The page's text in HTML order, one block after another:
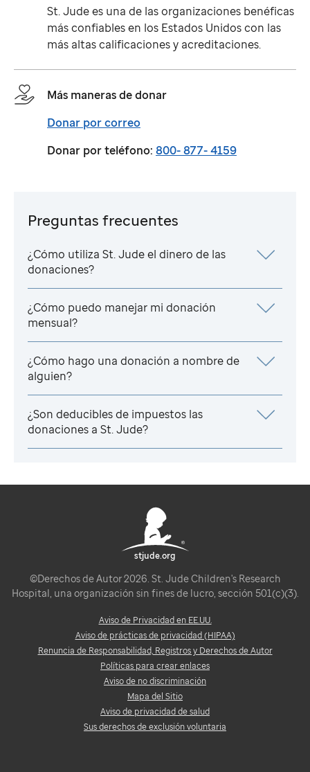
St. Judees una de las organizaciones benéficas
más confiables en los Estados Unidos con las
más altas calificaciones y acreditaciones.
Más maneras de donar
Donar por correo
Donar por teléfono: 800- 877- 4159
Preguntas frecuentes
¿Cómo utiliza St. Judeel dinero de las
donaciones?
¿Cómo puedo manejar mi donación
mensual?
¿Cómo hago una donación a nombre de
alguien?
¿Son deducibles de impuestos las
donaciones a St. Jude?
stjude.org
©Derechos de Autor 2026. St. Jude Children's Research
Hospital, una organización sin fines de lucro, sección 501(c)(3).
Aviso de Privacidad en EE.UU.
Aviso de prácticas de privacidad (HIPAA)
Renuncia de Responsabilidad, Registros y Derechos de Autor
Políticas para crear enlaces
Aviso de no discriminación
Mapa del Sitio
Aviso de privacidad de salud
Sus derechos de exclusión voluntaria